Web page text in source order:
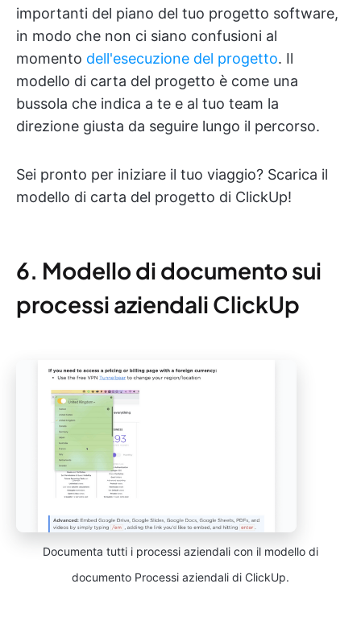
importanti del piano del tuo progetto software,
in modo che non ci siano confusioni al
momento dell'esecuzione del progetto. Il
modello di carta del progetto è come una
bussola che indica a te e al tuo team la
direzione giusta da seguire lungo il percorso.
Sei pronto per iniziare il tuo viaggio? Scarica il
modello di carta del progetto di ClickUp!
6. Modello di documento sui
processi aziendali ClickUp
Documenta tutti i processi aziendali con il modello di
documento Processi aziendali di ClickUp.